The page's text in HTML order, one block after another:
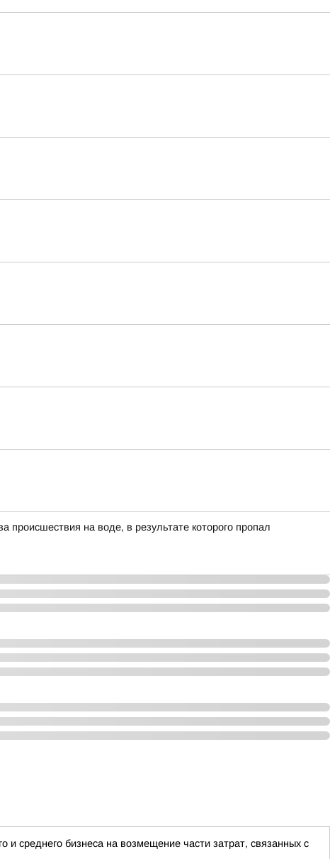
происшествия на воде, в результате которого пропал
и среднего бизнеса на возмещение части затрат, связанных с